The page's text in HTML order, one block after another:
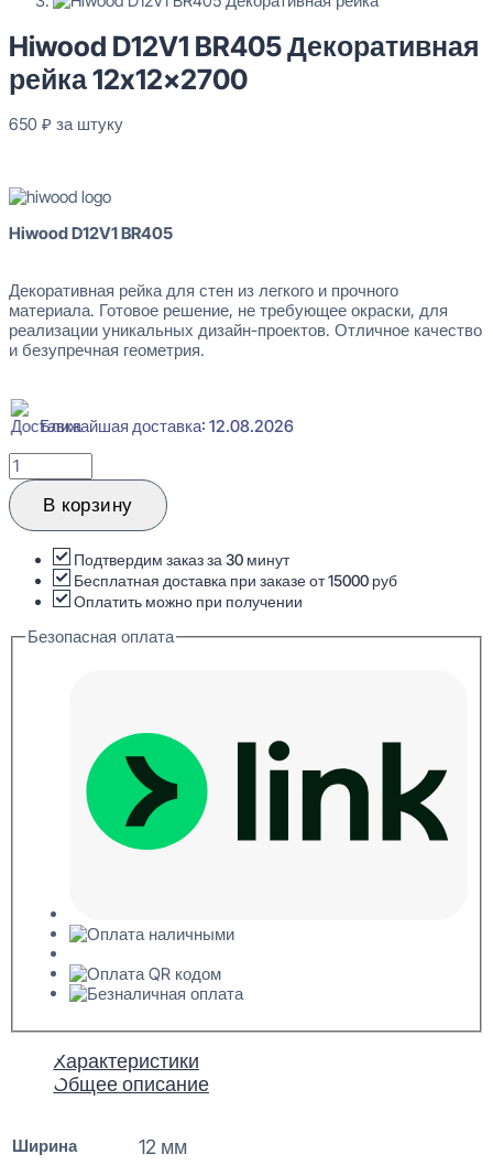
Hiwood D12V1 BR405 Декоративная
рейка 12x12x2700
650 ₽ за штуку
Hiwood D12V1 BR405
Декоративная рейка для стен из легкого и прочного
материала. Готовое решение, не требующее окраски, для
реализации уникальных дизайн-проектов. Отличное качество
и безупречная геометрия.
Ближайшая доставка: 12.08.2026
Количество
товара
Hiwood
D12V1
Декоративная
рейка
12x12x2700
В корзину
Подтвердим заказ за 30 минут
Бесплатная доставка при заказе от 15000 руб
Оплатить можно при получении
Безопасная оплата
Характеристики
Общее описание
Ширина 12 мм